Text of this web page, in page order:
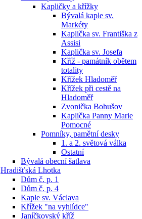
Kapličky a křížky
Bývalá kaple sv.
Markéty
Kaplička sv. Františka z
Assisi
Kaplička sv. Josefa
Kříž - památník obětem
totality
Křížek Hladoměř
Křížek při cestě na
Hladoměř
Zvonička Bohušov
Kaplička Panny Marie
Pomocné
Pomníky, pamětní desky
1. a 2. světová válka
Ostatní
Bývalá obecní šatlava
Hradišťská Lhotka
Dům č. p. 1
Dům č. p. 4
Kaple sv. Václava
Křížek "na vyhlídce"
Janíčkovský kříž